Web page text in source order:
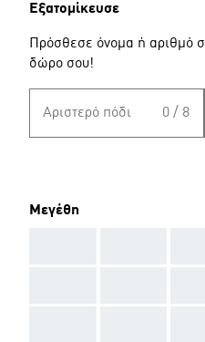
Εξατομίκευσε
Πρόσθεσε όνομα ή αριθμό
δώρο σου!
Αριστερό πόδι 0 / 8
Μεγέθη